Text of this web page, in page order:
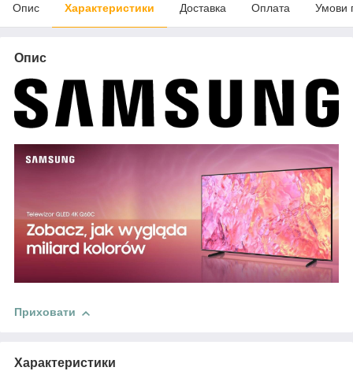
Опис Характеристики Доставка Оплата Умови
Опис
Приховати
Характеристики